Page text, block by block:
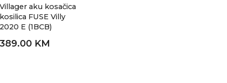
Villager aku kosačica
kosilica FUSE Villy
2020 E (1BCB)
389.00 KM